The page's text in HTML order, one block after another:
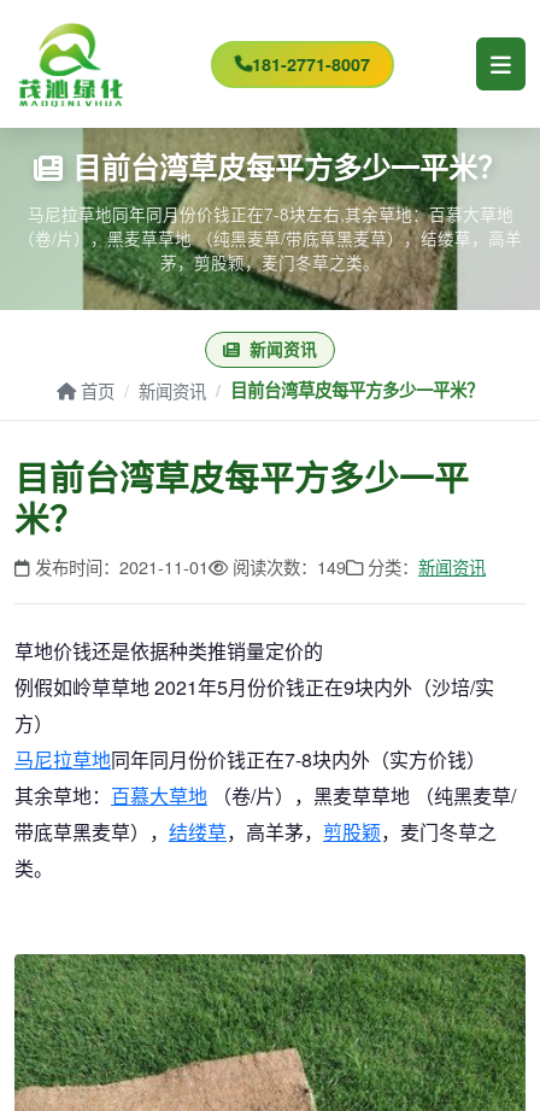
181-2771-8007
目前台湾草皮每平方多少一平米？
马尼拉草地同年同月份价钱正在7-8块左右,其余草地：百慕大草地
（卷/片），黑麦草草地 （纯黑麦草/带底草黑麦草），结缕草，高羊
茅，剪股颖，麦门冬草之类。
新闻资讯
首页 新闻资讯 目前台湾草皮每平方多少一平米？
目前台湾草皮每平方多少一平
米？
发布时间：2021-11-01 阅读次数：149 分类： 新闻资讯
草地价钱还是依据种类推销量定价的
例假如岭草草地 2021年5月份价钱正在9块内外（沙培/实
方）
马尼拉草地同年同月份价钱正在7-8块内外（实方价钱）
其余草地： 百慕大草地 （卷/片），黑麦草草地 （纯黑麦草/
带底草黑麦草）， 结缕草，高羊茅， 剪股颖，麦门冬草之
类。